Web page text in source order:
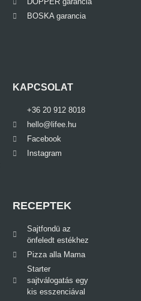
BOSKA garancia
KAPCSOLAT
+36 20 912 8018
hello@lifee.hu
Facebook
Instagram
RECEPTEK
Sajtfondü az
önfeledt estékhez
Pizza alla Mama
Starter
sajtválogatás egy
kis esszenciával